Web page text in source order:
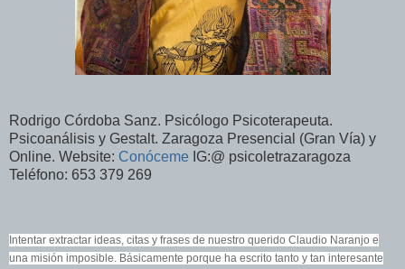
Rodrigo Córdoba Sanz. Psicólogo Psicoterapeuta.
Psicoanálisis y Gestalt. Zaragoza Presencial (Gran Vía) y
Online. Website: Conóceme IG:@ psicoletrazaragoza
Teléfono: 653 379 269
Intentar extractar ideas, citas y frases de nuestro querido Claudio Naranjo e
una misión imposible. Básicamente porque ha escrito tanto y tan interesante